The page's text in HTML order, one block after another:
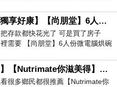
【本日刷卡獨享好康】【尚朋堂】6人份微電腦烘碗機SD-1565MW 好康報報省錢大作戰
存款都快花光了 可是買了房子
需要 【尚朋堂】6人份微電腦烘碗
【人氣商品】【Nutrimate你滋美得】南瓜子油複方軟膠囊(60顆-瓶) 網友開箱介紹僅此一檔
很多鄉民都很推薦【Nutrimate你